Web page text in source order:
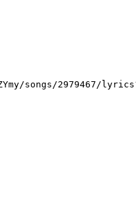
songs/2979467/